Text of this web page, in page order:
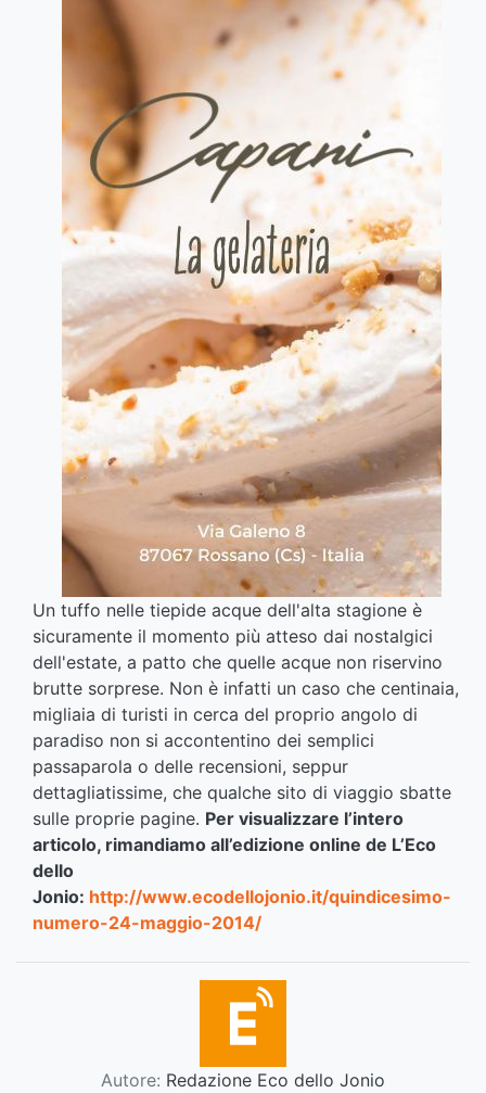
Un tuffo nelle tiepide acque dell'alta stagione è
sicuramente il momento più atteso dai nostalgici
dell'estate, a patto che quelle acque non riservino
brutte sorprese. Non è infatti un caso che centinaia,
migliaia di turisti in cerca del proprio angolo di
paradiso non si accontentino dei semplici
passaparola o delle recensioni, seppur
dettagliatissime, che qualche sito di viaggio sbatte
sulle proprie pagine. Per visualizzare l’intero
articolo, rimandiamo all’edizione online de L’Eco
dello
Jonio: http://www.ecodellojonio.it/quindicesimo-
numero-24-maggio-2014/
Autore: Redazione Eco dello Jonio